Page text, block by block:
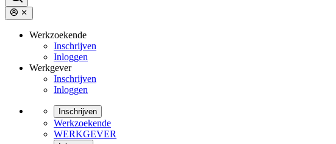
Werkzoekende
Inschrijven
Inloggen
Werkgever
Inschrijven
Inloggen
Inschrijven
Werkzoekende
WERKGEVER